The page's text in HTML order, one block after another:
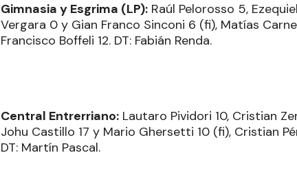
Gimnasia y Esgrima (LP): Raúl Pelorosso 5,
Vergara 0 y Gian Franco Sinconi 6 (fi), Matías
Francisco Boffeli 12. DT: Fabián Renda.
Central Entrerriano: Lautaro Pividori 10, Cristian
Johu Castillo 17 y Mario Ghersetti 10 (fi), Cristian
DT: Martín Pascal.